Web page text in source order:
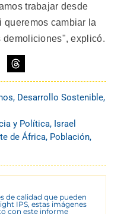
trabajar desde
cambiar la
demoliciones", explicó.
, Desarrollo Sostenible,
y Política, Israel
de África, Población,
de calidad que pueden
IPS, estas imágenes
con este informe